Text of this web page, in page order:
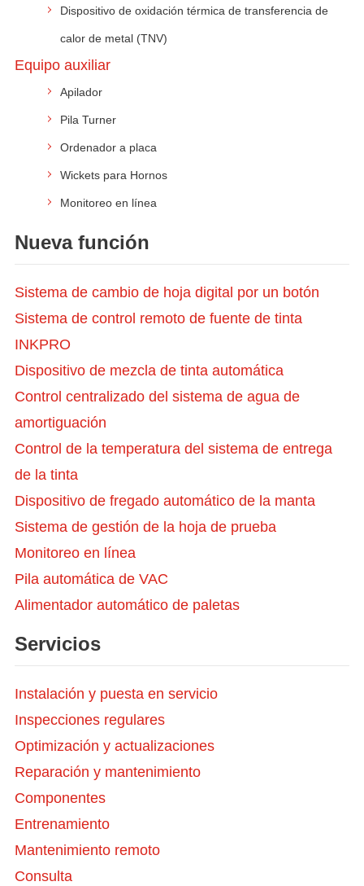
Dispositivo de oxidación térmica de transferencia de
calor de metal (TNV)
Equipo auxiliar
Apilador
Pila Turner
Ordenador a placa
Wickets para Hornos
Monitoreo en línea
Nueva función
Sistema de cambio de hoja digital por un botón
Sistema de control remoto de fuente de tinta
INKPRO
Dispositivo de mezcla de tinta automática
Control centralizado del sistema de agua de
amortiguación
Control de la temperatura del sistema de entrega
de la tinta
Dispositivo de fregado automático de la manta
Sistema de gestión de la hoja de prueba
Monitoreo en línea
Pila automática de VAC
Alimentador automático de paletas
Servicios
Instalación y puesta en servicio
Inspecciones regulares
Optimización y actualizaciones
Reparación y mantenimiento
Componentes
Entrenamiento
Mantenimiento remoto
Consulta